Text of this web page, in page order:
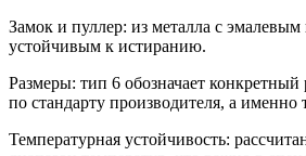
Замок и пуллер: из металла с
устойчивым к истиранию.
Размеры: тип 6 обозначает
по стандарту производителя, а
Температурная устойчивость: